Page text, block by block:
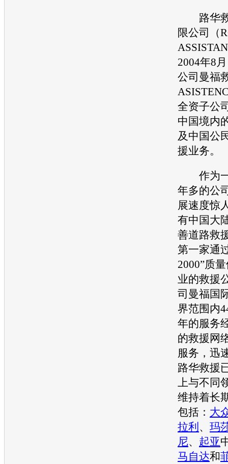
路华救
限公司（
2004年8
公司曼福
全资子公
中国境内
及中国公
援业务。
作为一
年多的公
展速度惊
有中国大
善道路救
第一家通
2000”质
业的救援
司曼福国
界范围内
年的服务
的救援网
服务，迅
路华救援
上与不同
维持着长
包括： 大
拉利 、 玛
尼、 起亚
马自达和